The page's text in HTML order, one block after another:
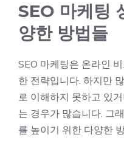
SEO 마케팅
양한 방법들
SEO 마케팅은 온라인
한 전략입니다. 하지만
로 이해하지 못하고 있
는 경우가 많습니다. 그
를 높이기 위한 다양한